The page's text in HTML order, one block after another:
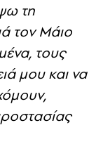
τη
τον Μάιο
τους
μου και να